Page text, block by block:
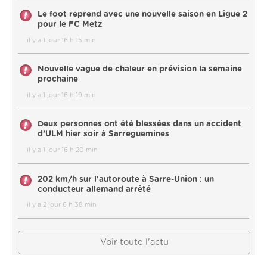
Le foot reprend avec une nouvelle saison en Ligue 2
pour le FC Metz
il y a 1 jour 16 h 15 min
Nouvelle vague de chaleur en prévision la semaine
prochaine
il y a 1 jour 16 h 19 min
Deux personnes ont été blessées dans un accident
d’ULM hier soir à Sarreguemines
il y a 1 jour 16 h 20 min
202 km/h sur l'autoroute à Sarre-Union : un
conducteur allemand arrêté
il y a 2 jour 6 h 38 min
Voir toute l'actu